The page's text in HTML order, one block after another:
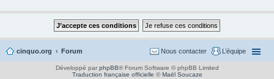
cinquo.org Forum L’équipe
Nous contacter
Développé par phpBB® Forum Software © phpBB Limited
Traduction française officielle ©Maël Soucaze